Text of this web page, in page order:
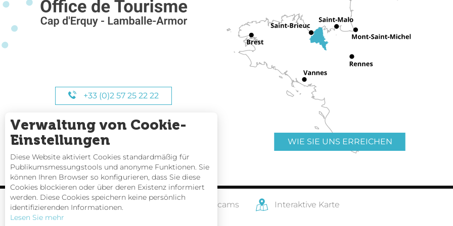
+33 (0)2 57 25 22 22
UNSERE STUNDEN
WIE SIE UNS ERREICHEN
Gezeitentafeln Webcams Interaktive Karte
Verwaltung von Cookie-
Einstellungen
Diese Website aktiviert Cookies standardmäßig für
Publikumsmessungstools und anonyme Funktionen. Sie
können Ihren Browser so konfigurieren, dass Sie diese
Cookies blockieren oder über deren Existenz informiert
werden. Diese Cookies speichern keine persönlich
identifizierenden Informationen.
Lesen Sie mehr